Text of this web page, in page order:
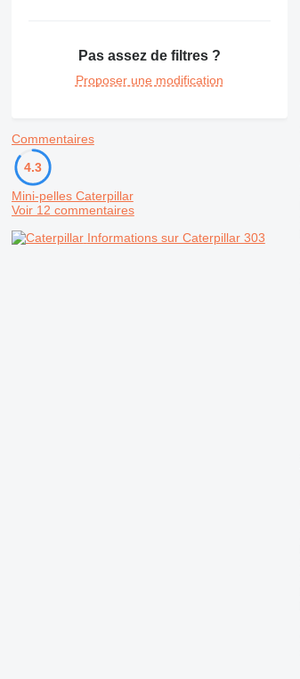
Pas assez de filtres ?
Proposer une modification
Commentaires
4.3
Mini-pelles Caterpillar
Voir 12 commentaires
Informations sur Caterpillar 303